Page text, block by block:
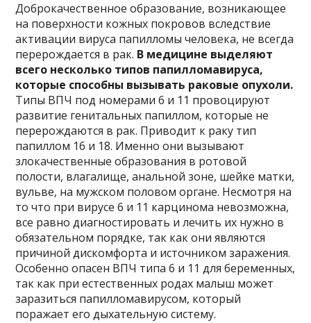
Доброкачественное образование, возникающее
на поверхности кожных покровов вследствие
активации вируса папилломы человека, не всегда
перерождается в рак. В медицине выделяют
всего несколько типов папилломавируса,
которые способны вызывать раковые опухоли.
Типы ВПЧ под номерами 6 и 11 провоцируют
развитие генитальных папиллом, которые не
перерождаются в рак. Приводит к раку тип
папиллом 16 и 18. Именно они вызывают
злокачественные образования в ротовой
полости, влагалище, анальной зоне, шейке матки,
вульве, на мужском половом органе. Несмотря на
то что при вирусе 6 и 11 карцинома невозможна,
все равно диагностировать и лечить их нужно в
обязательном порядке, так как они являются
причиной дискомфорта и источником заражения.
Особенно опасен ВПЧ типа 6 и 11 для беременных,
так как при естественных родах малыш может
заразиться папилломавирусом, который
поражает его дыхательную систему.